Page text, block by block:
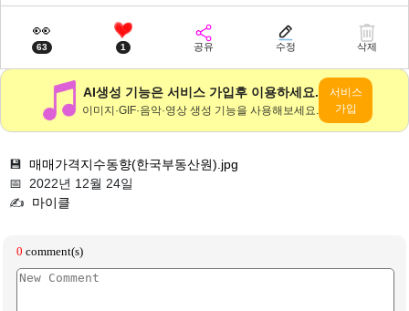
👀
63 1 공유 수정 삭제
AI생성 기능은 서비스 가입후 이용하세요.
이미지·GIF·음악·영상 생성 기능을 사용해보세요.
서비스
가입
💾 매매가격지수동향(한국부동산원).jpg
📅 2022년 12월 24일
✍️ 마이클